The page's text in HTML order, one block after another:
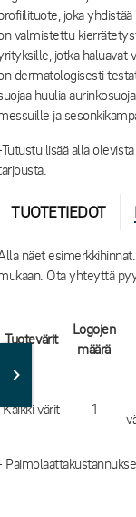
joka
valmistettu
jotka haluavat
dermatologisesti
huulia
ja
lisää alla
TUOTETIEDOT
näet
Ota yhteyttä
Tuotevärit
Logojen
määrä
Kaikki värit 1